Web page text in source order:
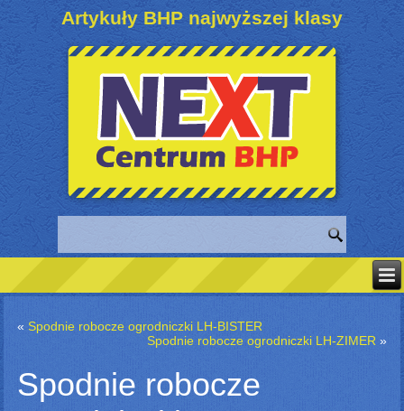
Artykuły BHP najwyższej klasy
«Spodnie robocze ogrodniczki LH-BISTER
Spodnie robocze ogrodniczki LH-ZIMER »
Spodnie robocze